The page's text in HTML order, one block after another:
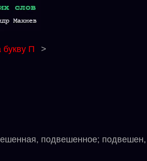
П >
подвешенное; подвешен,